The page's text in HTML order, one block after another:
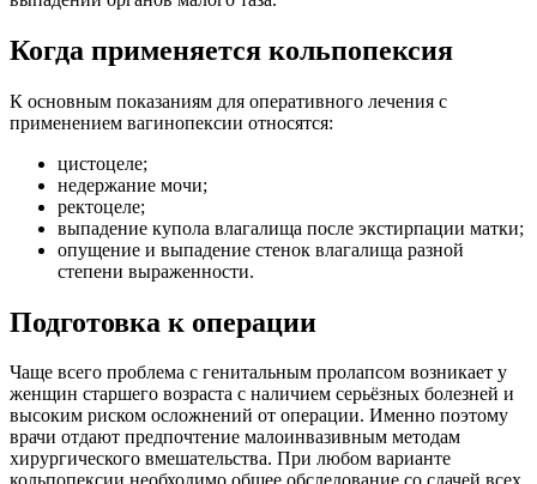
Когда применяется кольпопексия
К основным показаниям для оперативного лечения с
применением вагинопексии относятся:
цистоцеле;
недержание мочи;
ректоцеле;
выпадение купола влагалища после экстирпации матки;
опущение и выпадение стенок влагалища разной
степени выраженности.
Подготовка к операции
Чаще всего проблема с генитальным пролапсом возникает у
женщин старшего возраста с наличием серьёзных болезней и
высоким риском осложнений от операции. Именно поэтому
врачи отдают предпочтение малоинвазивным методам
хирургического вмешательства. При любом варианте